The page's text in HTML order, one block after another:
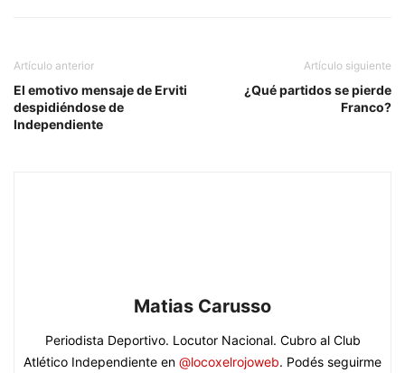
Artículo anterior
El emotivo mensaje de Erviti
despidiéndose de
Independiente
Artículo siguiente
¿Qué partidos se pierde
Franco?
Matias Carusso
Periodista Deportivo. Locutor Nacional. Cubro al Club
Atlético Independiente en @locoxelrojoweb. Podés seguirme